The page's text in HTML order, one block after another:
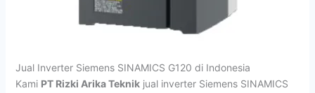
Jual Inverter Siemens SINAMICS G120 di Indonesia
Kami PT Rizki Arika Teknikjual inverter Siemens SINAMICS